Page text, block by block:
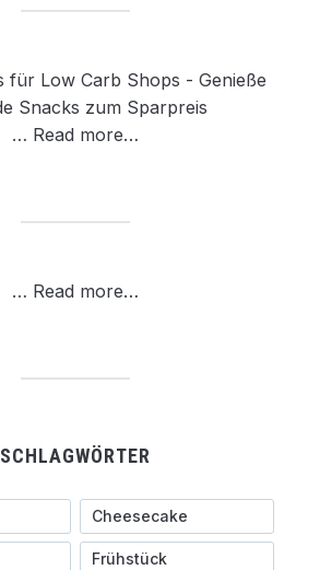
… Read more…
… Read more…
SCHLAGWÖRTER
Cheesecake
Frühstück